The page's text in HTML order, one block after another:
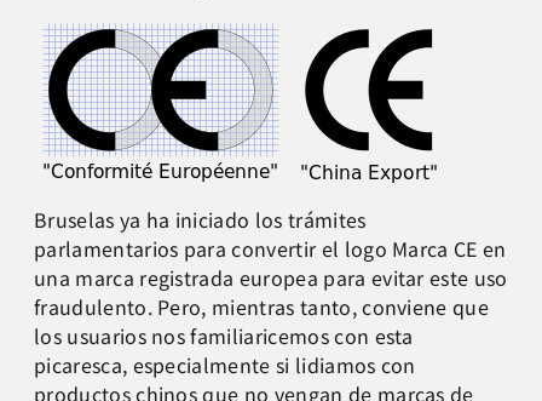
Bruselas ya ha iniciado los trámites
parlamentarios para convertir el logo Marca CE en
una marca registrada europea para evitar este uso
fraudulento. Pero, mientras tanto, conviene que
los usuarios nos familiaricemos con esta
picaresca, especialmente si lidiamos con
productos chinos que no vengan de marcas de